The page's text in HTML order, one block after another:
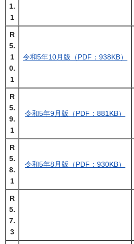
1.
1
R
5.
1
0.
1
令和5年10月版（PDF：938KB）
R
5.
9.
1
令和5年9月版（PDF：881KB）
R
5.
8.
1
令和5年8月版（PDF：930KB）
R
5.
7.
3